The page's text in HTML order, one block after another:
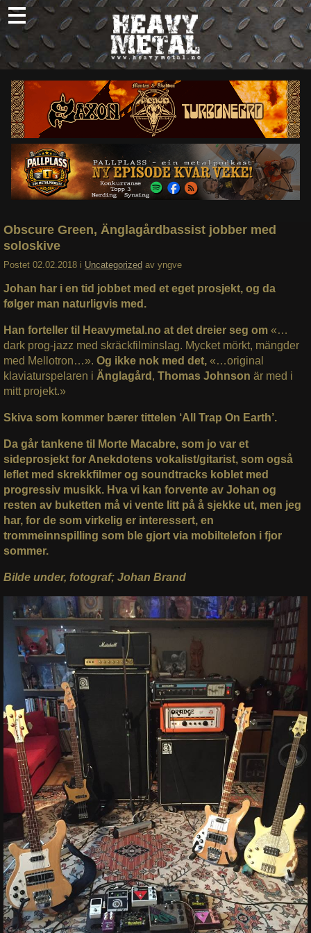
Skip
to
content
Nyheter
Omtaler
Intervjuer
Om oss
Abonner
Søk
Obscure Green, Änglagårdbassist jobber med
soloskive
Postet 02.02.2018 i Uncategorized av yngve
Johan har i en tid jobbet med et eget prosjekt, og da
følger man naturligvis med.
Han forteller til Heavymetal.no at det dreier seg om«…
dark prog-jazz med skräckfilminslag. Mycket mörkt, mängder
med Mellotron…». Og ikke nok med det, «…original
klaviaturspelaren i Änglagård , Thomas Johnson är med i
mitt projekt.»
Skiva som kommer bærer tittelen ‘All Trap On Earth’.
Da går tankene til Morte Macabre, som jo var et
sideprosjekt for Anekdotens vokalist/gitarist, som også
leflet med skrekkfilmer og soundtracks koblet med
progressiv musikk. Hva vi kan forvente av Johan og
resten av buketten må vi vente litt på å sjekke ut, men jeg
har, for de som virkelig er interessert, en
trommeinnspilling som ble gjort via mobiltelefon i fjor
sommer.
Bilde under, fotograf; Johan Brand